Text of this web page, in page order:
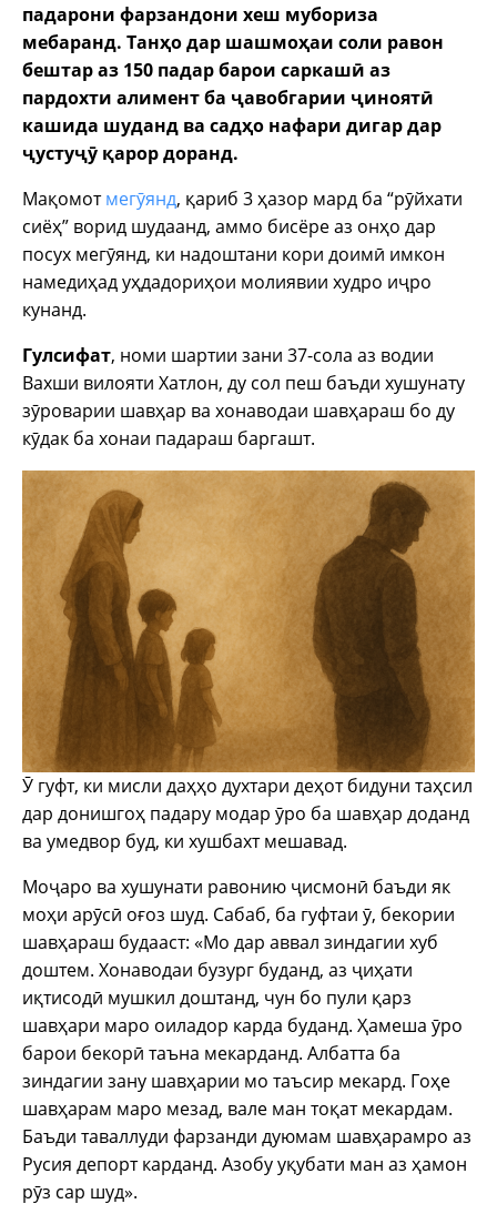
падарони фарзандони хеш мубориза
мебаранд. Танҳо дар шашмоҳаи соли равон
бештар аз 150 падар барои саркашӣ аз
пардохти алимент ба ҷавобгарии ҷиноятӣ
кашида шуданд ва садҳо нафари дигар дар
ҷустуҷӯ қарор доранд.
Мақомотмегӯянд, қариб 3 ҳазор мард ба “рӯйхати
сиёҳ” ворид шудаанд, аммо бисёре аз онҳо дар
посух мегӯянд, ки надоштани кори доимӣ имкон
намедиҳад уҳдадориҳои молиявии худро иҷро
кунанд.
Гулсифат, номи шартии зани 37-сола аз водии
Вахши вилояти Хатлон, ду сол пеш баъди хушунату
зӯроварии шавҳар ва хонаводаи шавҳараш бо ду
кӯдак ба хонаи падараш баргашт.
Ӯ гуфт, ки мисли даҳҳо духтари деҳот бидуни таҳсил
дар донишгоҳ падару модар ӯро ба шавҳар доданд
ва умедвор буд, ки хушбахт мешавад.
Моҷаро ва хушунати равонию ҷисмонӣ баъди як
моҳи арӯсӣ оғоз шуд. Сабаб, ба гуфтаи ӯ, бекории
шавҳараш будааст: «Мо дар аввал зиндагии хуб
доштем. Хонаводаи бузург буданд, аз ҷиҳати
иқтисодӣ мушкил доштанд, чун бо пули қарз
шавҳари маро оиладор карда буданд. Ҳамеша ӯро
барои бекорӣ таъна мекарданд. Албатта ба
зиндагии зану шавҳарии мо таъсир мекард. Гоҳе
шавҳарам маро мезад, вале ман тоқат мекардам.
Баъди таваллуди фарзанди дуюмам шавҳарамро аз
Русия депорт карданд. Азобу уқубати ман аз ҳамон
рӯз сар шуд».